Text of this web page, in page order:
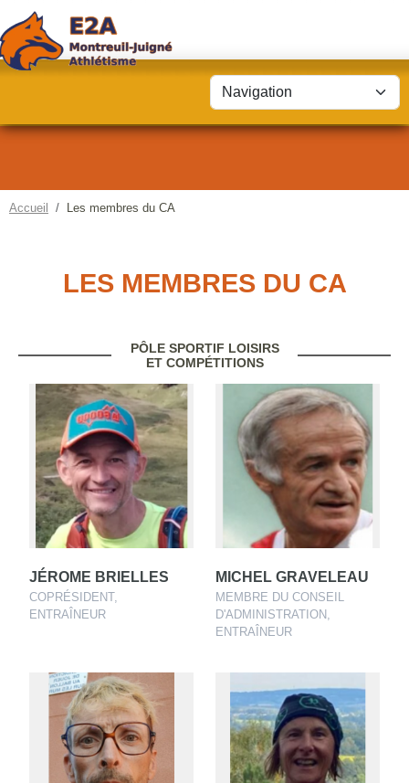
Accueil Les membres du CA
LES MEMBRES DU CA
PÔLE SPORTIF LOISIRS
ET COMPÉTITIONS
JÉROME BRIELLES
COPRÉSIDENT,
ENTRAÎNEUR
MICHEL GRAVELEAU
MEMBRE DU CONSEIL
D'ADMINISTRATION,
ENTRAÎNEUR
Panneau de gestion des cookies